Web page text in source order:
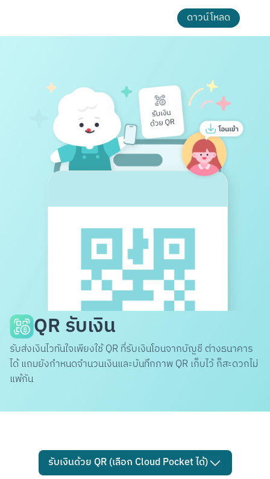
ดาวน์โหลด
QR รับเงิน
รับส่งเงินไวทันใจเพียงใช้ QR ที่รับเงินโอนจากบัญชี ต่างธนาคาร
ได้ แถมยังกำหนดจำนวนเงินและบันทึกภาพ QR เก็บไว้ ก็สะดวกไม่
แพ้กัน
รับเงินด้วย QR (เลือก Cloud Pocket ได้)